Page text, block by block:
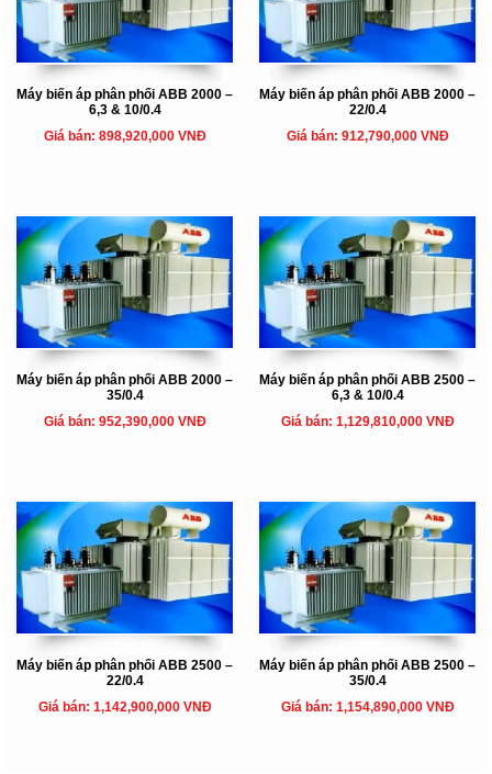
Máy biến áp phân phối ABB 2000 –
6,3 & 10/0.4
Giá bán: 898,920,000 VNĐ
Máy biến áp phân phối ABB 2000 –
22/0.4
Giá bán: 912,790,000 VNĐ
Máy biến áp phân phối ABB 2000 –
35/0.4
Giá bán: 952,390,000 VNĐ
Máy biến áp phân phối ABB 2500 –
6,3 & 10/0.4
Giá bán: 1,129,810,000 VNĐ
Máy biến áp phân phối ABB 2500 –
22/0.4
Giá bán: 1,142,900,000 VNĐ
Máy biến áp phân phối ABB 2500 –
35/0.4
Giá bán: 1,154,890,000 VNĐ